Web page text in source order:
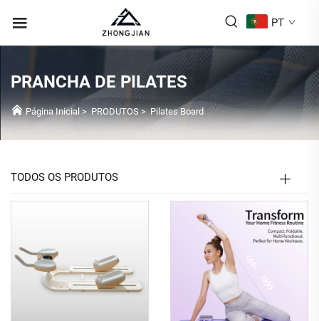
PT
PRANCHA DE PILATES
Página Inicial>PRODUTOS>Pilates Board
TODOS OS PRODUTOS